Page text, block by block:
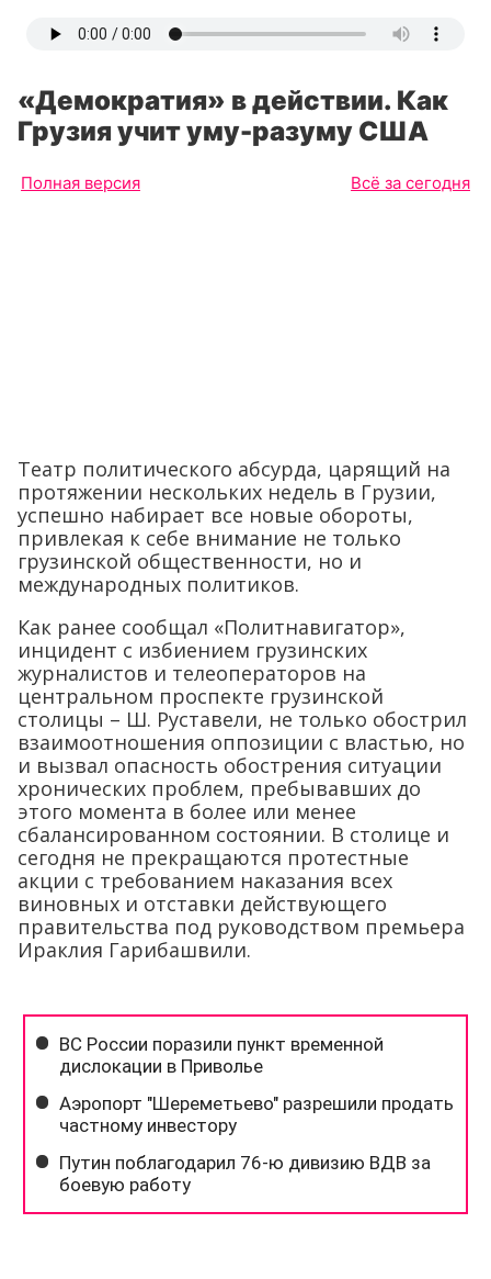
«Демократия» в действии. Как
Грузия учит уму-разуму США
Полная версия Всё за сегодня
Театр политического абсурда, царящий на
протяжении нескольких недель в Грузии,
успешно набирает все новые обороты,
привлекая к себе внимание не только
грузинской общественности, но и
международных политиков.
Как ранее сообщал «Политнавигатор»,
инцидент с избиением грузинских
журналистов и телеоператоров на
центральном проспекте грузинской
столицы – Ш. Руставели, не только обострил
взаимоотношения оппозиции с властью, но
и вызвал опасность обострения ситуации
хронических проблем, пребывавших до
этого момента в более или менее
сбалансированном состоянии. В столице и
сегодня не прекращаются протестные
акции с требованием наказания всех
виновных и отставки действующего
правительства под руководством премьера
Ираклия Гарибашвили.